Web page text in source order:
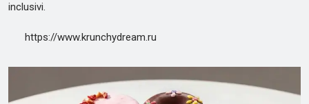
inclusivi.
https://www.krunchydream.ru